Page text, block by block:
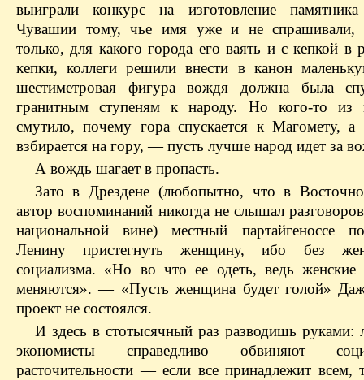
выиграли конкурс на изготовление
Чувашии тому, чье имя уже и не спрашивали,
только, для какого города его ваять и с кепкой в
кепки, коллеги решили внести в канон
шестиметровая фигура вождя должна была
гранитным ступеням к народу. Но кого-то из
смутило, почему гора спускается к Магомету,
взбирается на гору, — пусть лучше народ идет за
А вождь шагает в пропасть.
Зато в Дрездене (любопытно, что в
автор воспоминаний никогда не слышал
национальной вине) местный партайгеноссе
Ленину пристегнуть женщину, ибо без
социализма. «Но во что ее одеть, ведь
меняются». — «Пусть женщина будет голой»
проект не состоялся.
И здесь в стотысячный раз разводишь руками:
экономисты справедливо обвиняют
расточительности — если все принадлежит всем,